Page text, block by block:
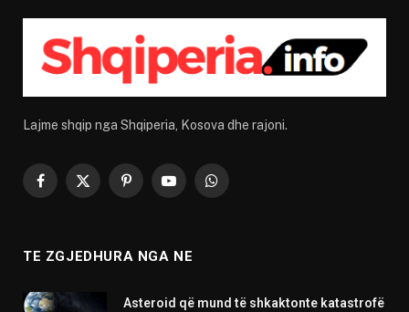
Lajme shqip nga Shqiperia, Kosova dhe rajoni.
Facebook
X
PinterestYouTubeWhatsApp
TE ZGJEDHURA NGA NE
Asteroid që mund të shkaktonte katastrofë